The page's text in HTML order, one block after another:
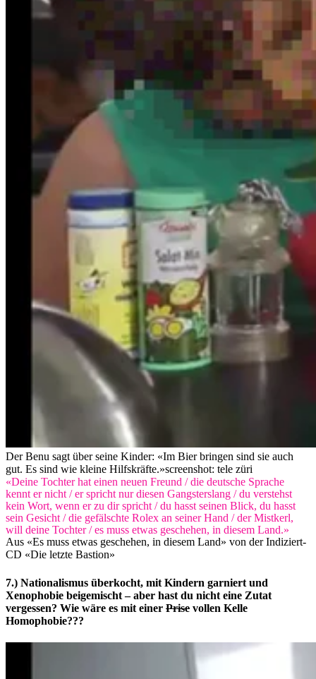
Der Benu sagt über seine Kinder: «Im Bier bringen sind sie auch
gut. Es sind wie kleine Hilfskräfte.»screenshot: tele züri
«Deine Tochter hat einen neuen Freund / die deutsche Sprache
kennt er nicht / er spricht nur diesen Gangsterslang / du verstehst
kein Wort, wenn er zu dir spricht / du hasst seinen Blick, du hasst
sein Gesicht / die gefälschte Rolex an seiner Hand / der Mistkerl,
will deine Tochter / es muss etwas geschehen, in diesem Land.»
Aus «Es muss etwas geschehen, in diesem Land» von der Indiziert-
CD «Die letzte Bastion»
7.) Nationalismus überkocht, mit Kindern garniert und
Xenophobie beigemischt – aber hast du nicht eine Zutat
vergessen? Wie wäre es mit einer Prise vollen Kelle
Homophobie???